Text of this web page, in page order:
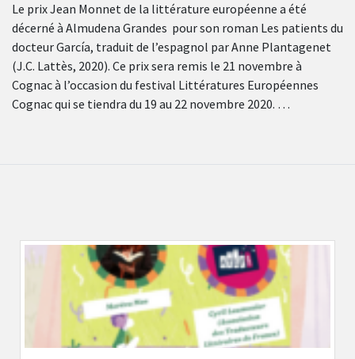
Le prix Jean Monnet de la littérature européenne a été
décerné à Almudena Grandes pour son roman Les patients du
docteur García, traduit de l’espagnol par Anne Plantagenet
(J.C. Lattès, 2020). Ce prix sera remis le 21 novembre à
Cognac à l’occasion du festival Littératures Européennes
Cognac qui se tiendra du 19 au 22 novembre 2020. …